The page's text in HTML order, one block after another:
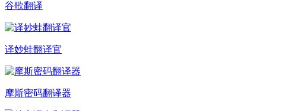
谷歌翻译
译妙蛙翻译官
摩斯密码翻译器